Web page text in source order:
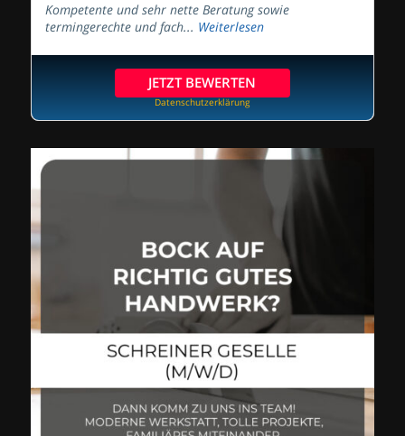
Kompetente und sehr nette Beratung sowie
termingerechte und fach... Weiterlesen
JETZT BEWERTEN
Datenschutzerklärung